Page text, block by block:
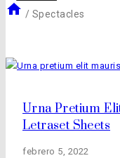
/ Spectacles
Urna Pretium
Letraset Sheets
febrero 5, 2022